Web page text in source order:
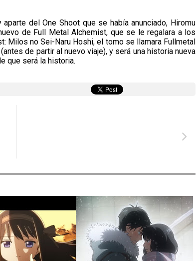
del One Shoot que se había anunciado, Hiromu
de Full Metal Alchemist, que se le regalara a los
Milos no Sei-Naru Hoshi, el tomo se llamara Fullmetal
de partir al nuevo viaje), y será una historia nueva
que será la historia.